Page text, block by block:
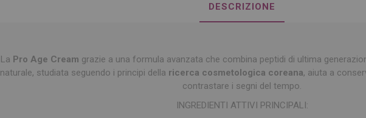
DESCRIZIONE
La Pro Age Cream grazie a una formula avanzata che combina peptidi di ultima
naturale, studiata seguendo i principi della ricerca cosmetologica coreana, aiuta a
contrastare i segni del tempo.
INGREDIENTI ATTIVI PRINCIPALI: